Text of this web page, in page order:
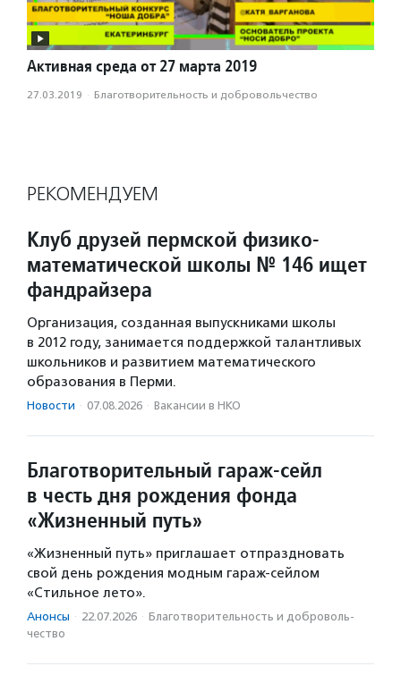
Активная среда от 27 марта 2019
27.03.2019 · Благотвори­тель­ность и доброволь­чест­во
РЕКОМЕНДУЕМ
Клуб друзей пермской физико-
математической школы № 146 ищет
фандрайзера
Организация, созданная выпускниками школы
в 2012 году, занимается поддержкой талантливых
школьников и развитием математического
образования в Перми.
Новости · 07.08.2026 · Вакансии в НКО
Благотворительный гараж-сейл
в честь дня рождения фонда
«Жизненный путь»
«Жизненный путь» приглашает отпраздновать
свой день рождения модным гараж-сейлом
«Стильное лето».
Анонсы · 22.07.2026 · Благотвори­тель­ность и доброволь­
чест­во